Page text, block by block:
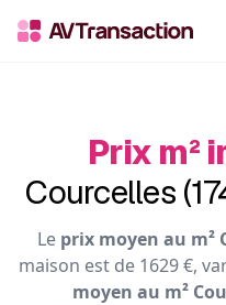
Prix m²
Courcelles
Le prix moyen au m²
maison est de 1629 €,
moyen au m²